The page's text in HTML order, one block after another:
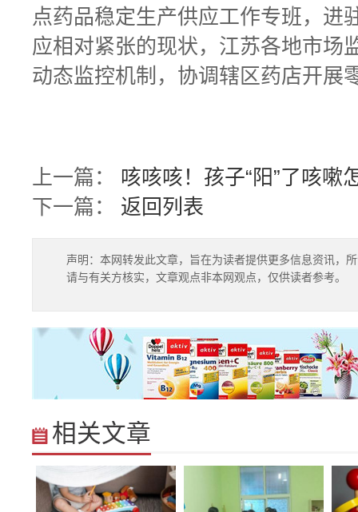
点药品稳定生产供应工作专班，进
应相对紧张的现状，江苏各地市场
动态监控机制，协调辖区药店开展
上一篇： 咳咳咳！孩子“阳”了咳
下一篇： 返回列表
声明：本网转发此文章，旨在为读者提供更多信息资讯，
请与有关方核实，文章观点非本网观点，仅供读者参考。
相关文章